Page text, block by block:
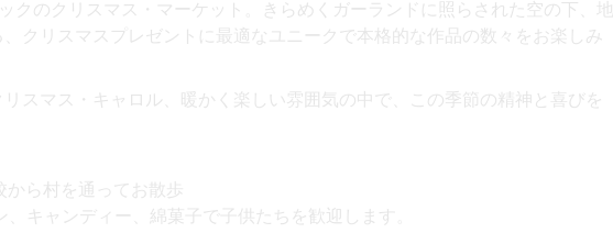
クのクリスマス・マーケット。きらめくガーランドに照らされた空の下、地
クリスマスプレゼントに最適なユニークで本格的な作品の数々をお楽しみ
リスマス・キャロル、暖かく楽しい雰囲気の中で、この季節の精神と喜びを
から村を通ってお散歩
、キャンディー、綿菓子で子供たちを歓迎します。